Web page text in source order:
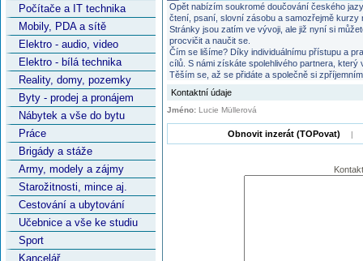
Počítače a IT technika
Mobily, PDA a sítě
Elektro - audio, video
Elektro - bílá technika
Reality, domy, pozemky
Byty - prodej a pronájem
Nábytek a vše do bytu
Práce
Brigády a stáže
Army, modely a zájmy
Starožitnosti, mince aj.
Cestování a ubytování
Učebnice a vše ke studiu
Sport
Kancelář
Opět nabízím soukromé doučování českého
čtení, psaní, slovní zásobu a samozřejmě kurzy
Stránky jsou zatím ve vývoji, ale již nyní si
procvičit a naučit se.
Čím se lišíme? Díky individuálnímu přístupu a
cílů. S námi získáte spolehlivého partnera,
Těším se, až se přidáte a společně si
Kontaktní údaje
Jméno: Lucie Müllerová
Obnovit inzerát (TOPovat) |